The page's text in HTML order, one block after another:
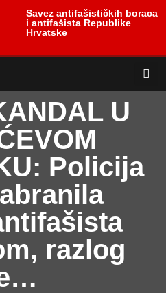
Savez antifašističkih boraca
i antifašista Republike
Hrvatske
U
Policija
razlog